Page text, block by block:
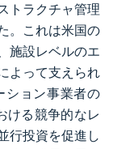
トラクチャ管理
。これは米国の
施設レベルのエ
よって支えられ
ション事業者の
ける競争的なレ
行投資を促進し